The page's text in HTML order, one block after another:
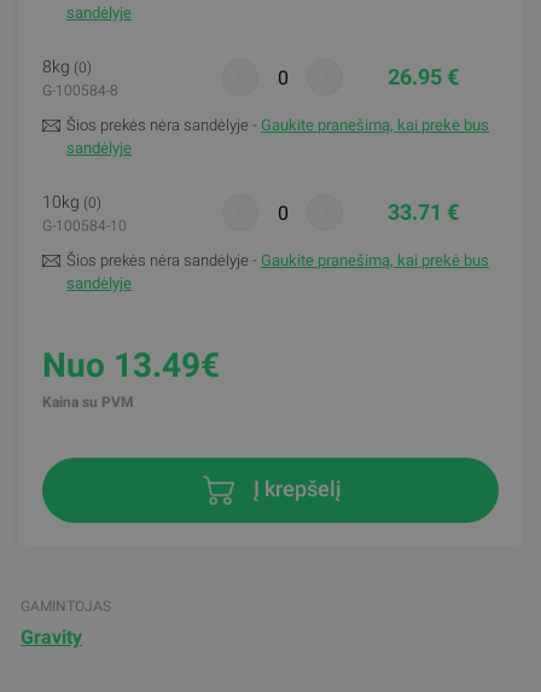
sandėlyje
8kg (0)
G-100584-8
26.95 €
Šios prekės nėra sandėlyje - Gaukite pranešimą, kai prekė bus
sandėlyje
10kg (0)
G-100584-10
33.71 €
Šios prekės nėra sandėlyje - Gaukite pranešimą, kai prekė bus
sandėlyje
Nuo 13.49€
Kaina su PVM
Į krepšelį
GAMINTOJAS
Gravity